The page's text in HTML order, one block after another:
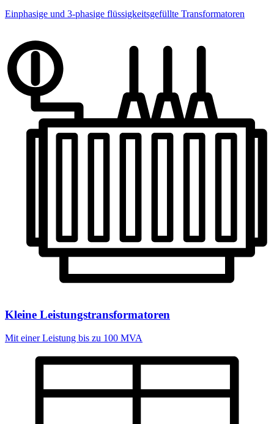
Einphasige und 3-phasige flüssigkeitsgefüllte Transformatoren
Kleine Leistungstransformatoren
Mit einer Leistung bis zu 100 MVA